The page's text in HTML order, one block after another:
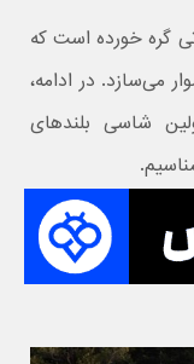
گره خورده است که
می‌سازد. در ادامه،
شاسی بلندهای